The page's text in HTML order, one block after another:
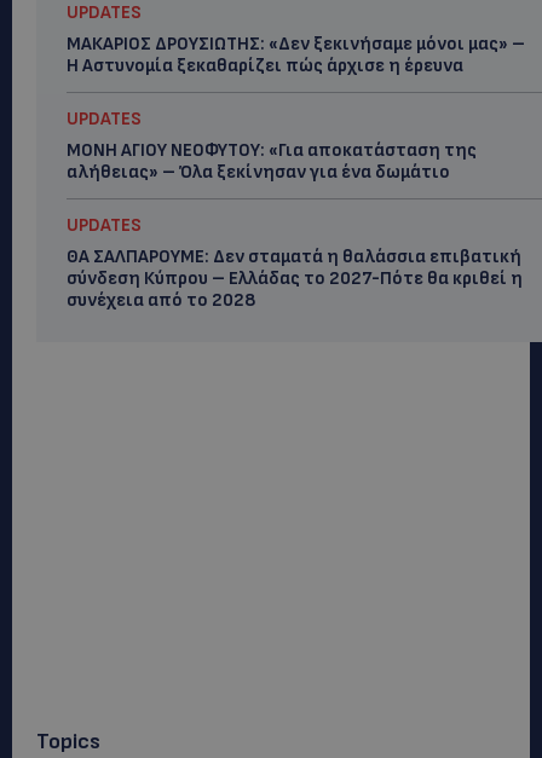
UPDATES
ΜΑΚΑΡΙΟΣ ΔΡΟΥΣΙΩΤΗΣ: «Δεν ξεκινήσαμε μόνοι μας» –
Η Αστυνομία ξεκαθαρίζει πώς άρχισε η έρευνα
UPDATES
ΜΟΝΗ ΑΓΙΟΥ ΝΕΟΦΥΤΟΥ: «Για αποκατάσταση της
αλήθειας» – Όλα ξεκίνησαν για ένα δωμάτιο
UPDATES
ΘΑ ΣΑΛΠΑΡΟΥΜΕ: Δεν σταματά η θαλάσσια επιβατική
σύνδεση Κύπρου – Ελλάδας το 2027-Πότε θα κριθεί η
συνέχεια από το 2028
Topics